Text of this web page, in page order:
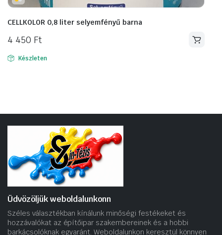
CELLKOLOR 0,8 liter selyemfényű barna
4 450 Ft
Készleten
Üdvözöljük weboldalunkonn
Széles választékban kínálunk minőségi festékeket és
hozzávalókat az építőipar szakembereinek és a hobbi
barkácsolóknak egyaránt. Weboldalunkon keresztül könnyen